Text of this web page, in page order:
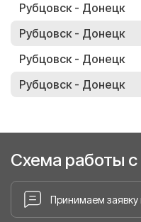
Рубцовск - Донецк
Рубцовск - Донецк
Рубцовск - Донецк
Рубцовск - Донецк
Схема работы
Принимаем заявку